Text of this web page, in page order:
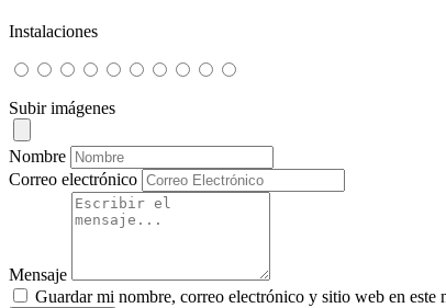
Instalaciones
Subir imágenes
Nombre
Correo electrónico
Mensaje
Guardar mi nombre, correo electrónico y sitio web en este